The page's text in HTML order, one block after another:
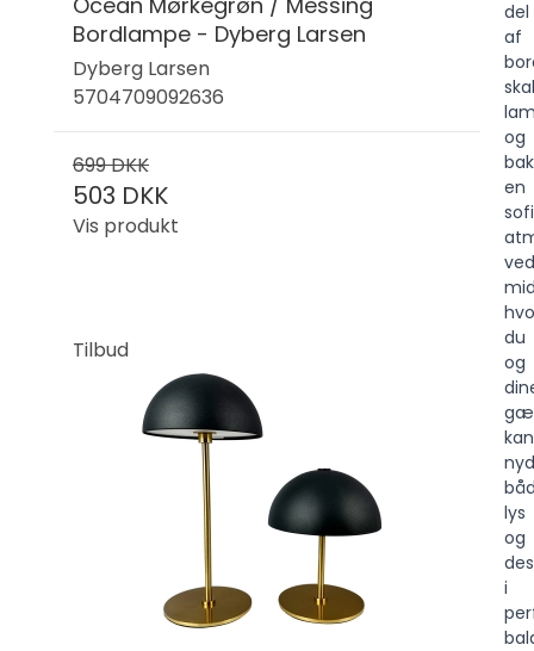
Bordlampe - Dyberg Larsen
Dyberg Larsen
5704709092636
699 DKK
503 DKK
Vis produkt
Tilbud
del
af
og
en
ved
du
og
kan
lys
og
i